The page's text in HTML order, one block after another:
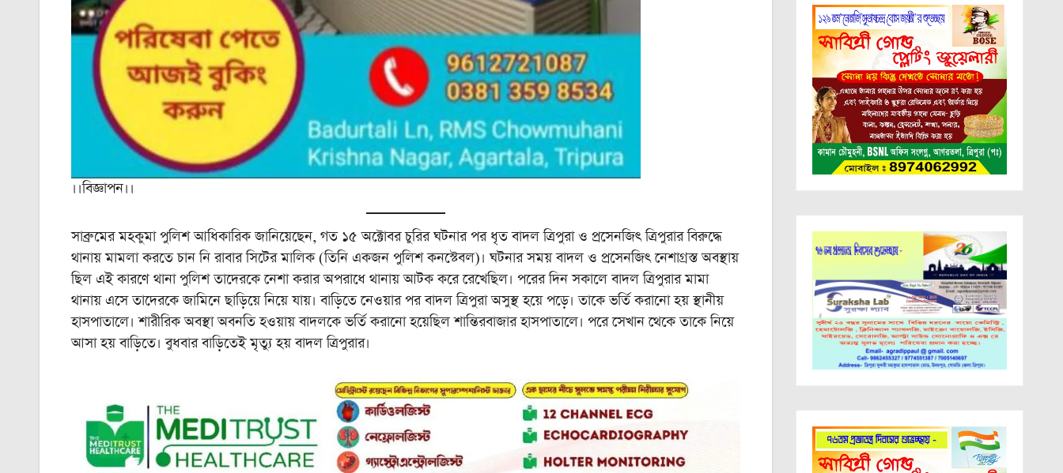
।।বিজ্ঞাপন।।
সাব্রুমের মহকুমা পুলিশ আধিকারিক জানিয়েছেন, গত ১৫ অক্টোবর চুরির ঘটনার পর ধৃত বাদল ত্রিপুরা ও প্রসেনজিৎ ত্রিপুরার বিরুদ্ধে
থানায় মামলা করতে চান নি রাবার সিটের মালিক (তিনি একজন পুলিশ কনস্টেবল)। ঘটনার সময় বাদল ও প্রসেনজিৎ নেশাগ্রস্ত অবস্থায়
ছিল এই কারণে থানা পুলিশ তাদেরকে নেশা করার অপরাধে থানায় আটক করে রেখেছিল। পরের দিন সকালে বাদল ত্রিপুরার মামা
থানায় এসে তাদেরকে জামিনে ছাড়িয়ে নিয়ে যায়। বাড়িতে নেওয়ার পর বাদল ত্রিপুরা অসুস্থ হয়ে পড়ে। তাকে ভর্তি করানো হয় স্থানীয়
হাসপাতালে। শারীরিক অবস্থা অবনতি হওয়ায় বাদলকে ভর্তি করানো হয়েছিল শান্তিরবাজার হাসপাতালে। পরে সেখান থেকে তাকে নিয়ে
আসা হয় বাড়িতে। বুধবার বাড়িতেই মৃত্যু হয় বাদল ত্রিপুরার।